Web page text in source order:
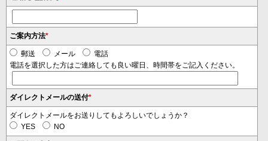
ご案内方法*
郵送 メール
電話
電話を選択した方はご連絡しても良い曜日、時間帯をご記入ください。
ダイレクトメールの送付*
ダイレクトメールをお送りしてもよろしいでしょうか？
YES
NO